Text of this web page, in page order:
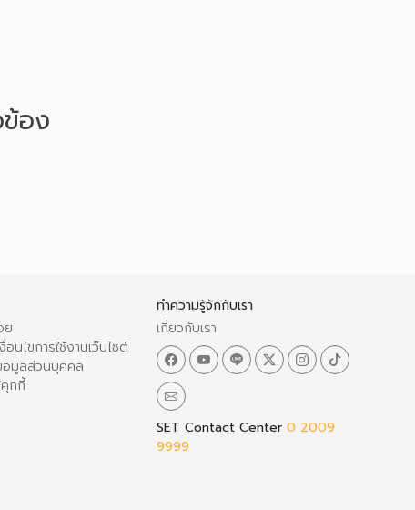
อง
ย
นไขการใช้งานเว็บไซต์
อมูลส่วนบุคคล
คุกกี้
ทำความรู้จักกับเรา
เกี่ยวกับเรา
SET Contact Center 0 2009
9999